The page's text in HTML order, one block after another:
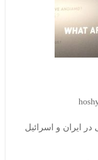
ایران و اسرائیل